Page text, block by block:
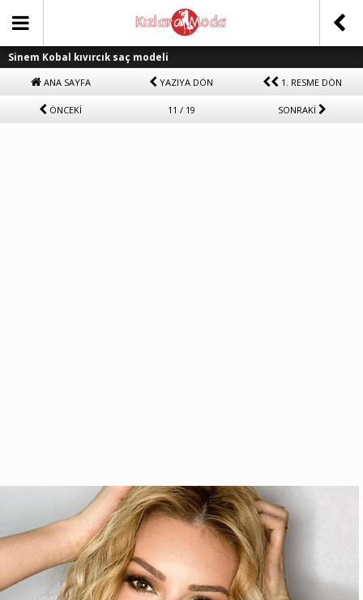
Sinem Kobal kıvırcık saç modeli
ANA SAYFA YAZIYA DÖN 1. RESME DÖN
ÖNCEKİ 11 / 19 SONRAKİ